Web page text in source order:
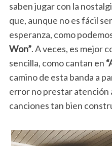
saben jugar con la
que, aunque no es fácil
esperanza, como
Won”. A veces, es mejor
sencilla, como cantan en
camino de esta banda a
error no prestar atención
canciones tan bien